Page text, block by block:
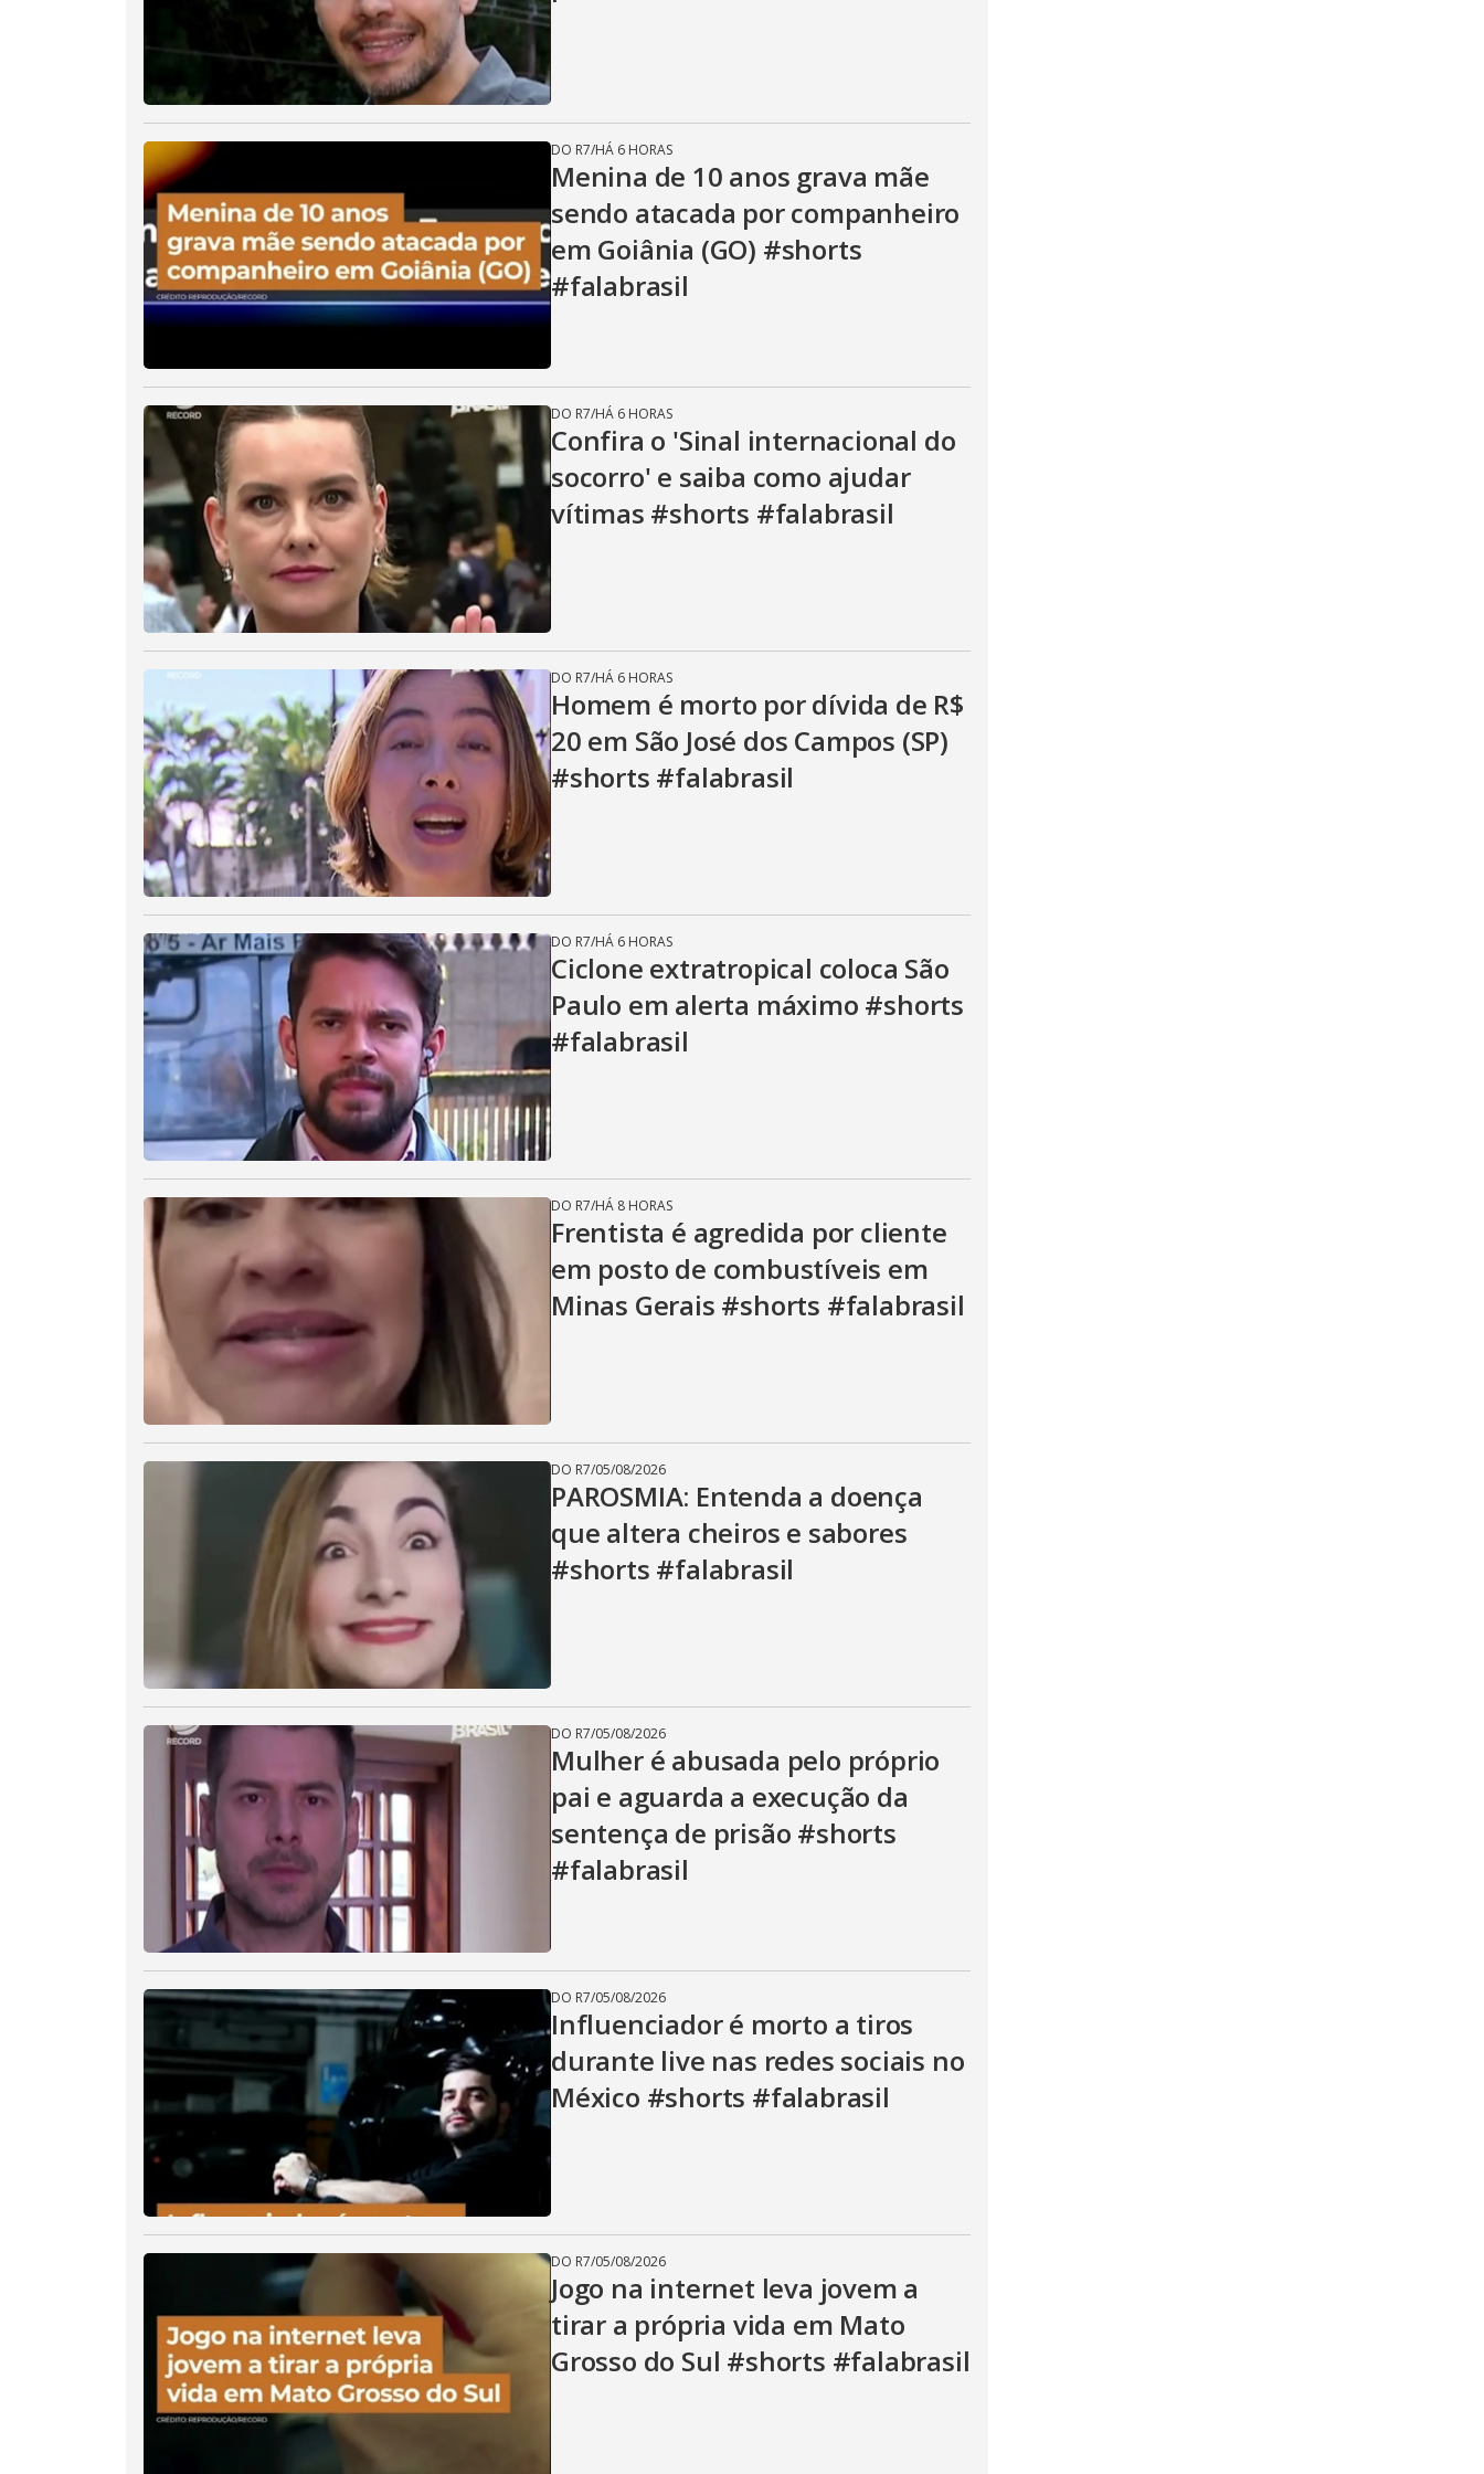
i
d
e
o
DO R7/HÁ 6 HORAS
Menina de 10 anos grava mãe
sendo atacada por companheiro
em Goiânia (GO) #shorts
#falabrasil
DO R7/HÁ 6 HORAS
Confira o 'Sinal internacional do
socorro' e saiba como ajudar
vítimas #shorts #falabrasil
DO R7/HÁ 6 HORAS
Homem é morto por dívida de R$
20 em São José dos Campos (SP)
#shorts #falabrasil
DO R7/HÁ 6 HORAS
Ciclone extratropical coloca São
Paulo em alerta máximo #shorts
#falabrasil
DO R7/HÁ 8 HORAS
Frentista é agredida por cliente
em posto de combustíveis em
Minas Gerais #shorts #falabrasil
DO R7/05/08/2026
PAROSMIA: Entenda a doença
que altera cheiros e sabores
#shorts #falabrasil
DO R7/05/08/2026
Mulher é abusada pelo próprio
pai e aguarda a execução da
sentença de prisão #shorts
#falabrasil
DO R7/05/08/2026
Influenciador é morto a tiros
durante live nas redes sociais no
México #shorts #falabrasil
DO R7/05/08/2026
Jogo na internet leva jovem a
tirar a própria vida em Mato
Grosso do Sul #shorts #falabrasil